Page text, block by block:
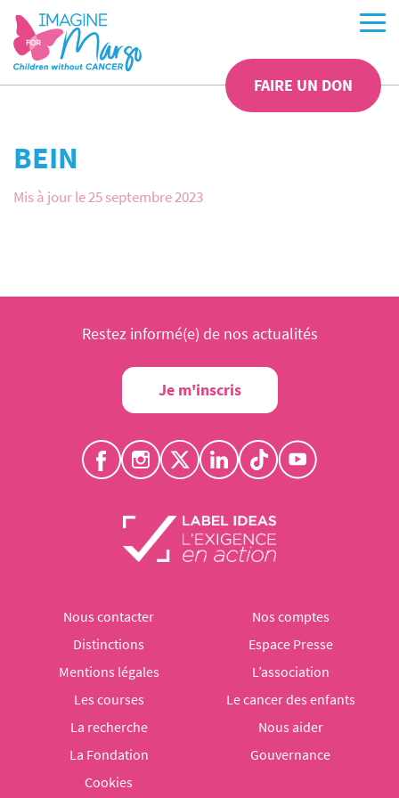
FAIRE UN DON
BEIN
Mis à jour le 25 septembre 2023
Restez informé(e) de nos actualités
Je m'inscris
Nous contacter
Nos comptes
Distinctions
Espace Presse
Mentions légales
L’association
Les courses
Le cancer des enfants
La recherche
Nous aider
La Fondation
Gouvernance
Cookies